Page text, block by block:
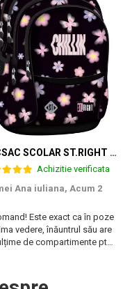
RUCSAC SCOLAR ST.RIGHT 4 COMPARTIMENTE BP-01 FLOWER MOOD 697036
Achizitie verificata
Ana iuliana, Acum 2
Este exact ca în poze
vedere, înăuntrul său are
de compartimente pt
foarte rezistent!